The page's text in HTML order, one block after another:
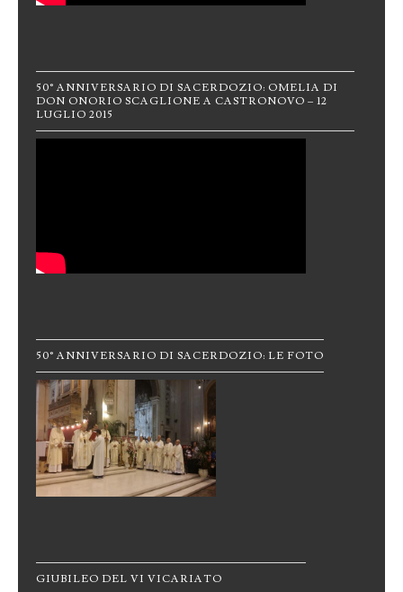
50° ANNIVERSARIO DI SACERDOZIO: OMELIA DI
DON ONORIO SCAGLIONE A CASTRONOVO – 12
LUGLIO 2015
50° ANNIVERSARIO DI SACERDOZIO: LE FOTO
GIUBILEO DEL VI VICARIATO